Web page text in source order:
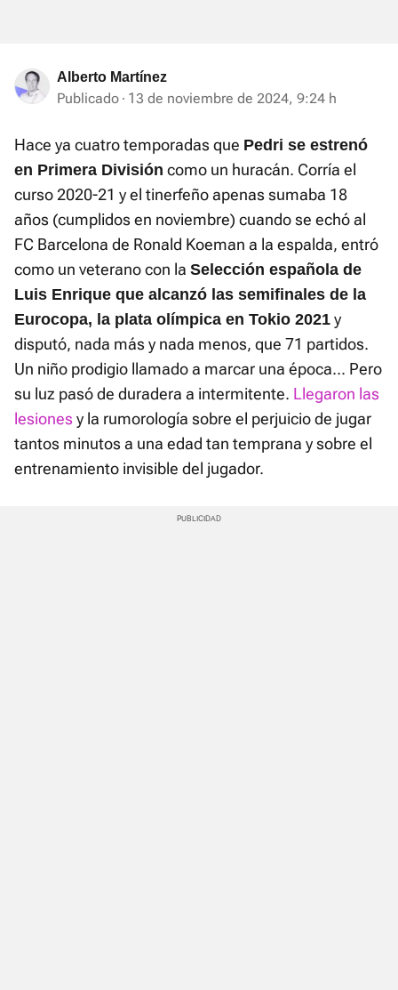
Alberto Martínez
Publicado 13 de noviembre de 2024, 9:24 h
Hace ya cuatro temporadas que Pedri se estrenó
en Primera División como un huracán. Corría el
curso 2020-21 y el tinerfeño apenas sumaba 18
años (cumplidos en noviembre) cuando se echó al
FC Barcelona de Ronald Koeman a la espalda, entró
como un veterano con la Selección española de
Luis Enrique que alcanzó las semifinales de la
Eurocopa, la plata olímpica en Tokio 2021 y
disputó, nada más y nada menos, que 71 partidos.
Un niño prodigio llamado a marcar una época... Pero
su luz pasó de duradera a intermitente. Llegaron las
lesionesy la rumorología sobre el perjuicio de jugar
tantos minutos a una edad tan temprana y sobre el
entrenamiento invisible del jugador.